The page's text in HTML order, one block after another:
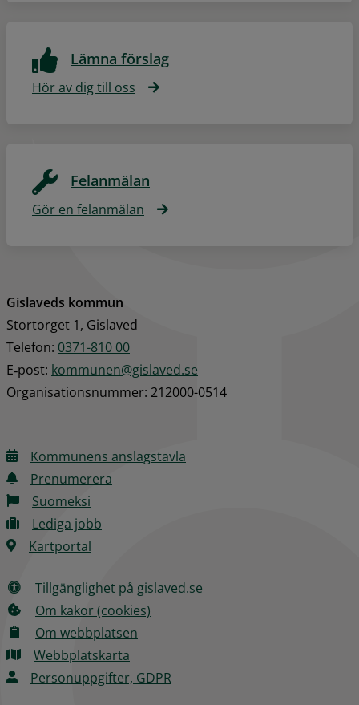
Lämna förslag
Hör av dig till oss
Felanmälan
Gör en felanmälan
Gislaveds kommun
Stortorget 1, Gislaved
Telefon: 0371-810 00
E‑post: kommunen@gislaved.se
Organisationsnummer: 212000-0514
Kommunens anslagstavla
Prenumerera
Suomeksi
Lediga jobb
Kartportal
Tillgänglighet på gislaved.se
Om kakor (cookies)
Om webbplatsen
Webbplatskarta
Personuppgifter, GDPR